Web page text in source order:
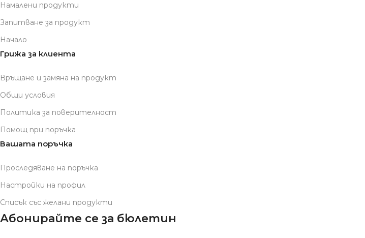
Намалени продукти
Запитване за продукт
Начало
Грижа за клиента
Връщане и замяна на продукт
Общи условия
Политика за поверителност
Помощ при поръчка
Вашата поръчка
Проследяване на поръчка
Настройки на профил
Списък със желани продукти
Абонирайте се за бюлетин